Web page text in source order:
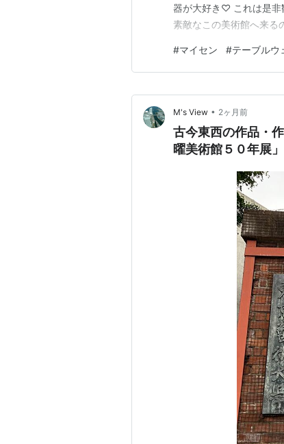
器が大好き♡ これは是非
素敵なこの美術館へ来る
れた豪華絢爛な作品が並
同じ形のものがあり19
#マイセン #テーブルウ
M's View • 2ヶ月前
古今東西の作品・
曜美術館５０年展